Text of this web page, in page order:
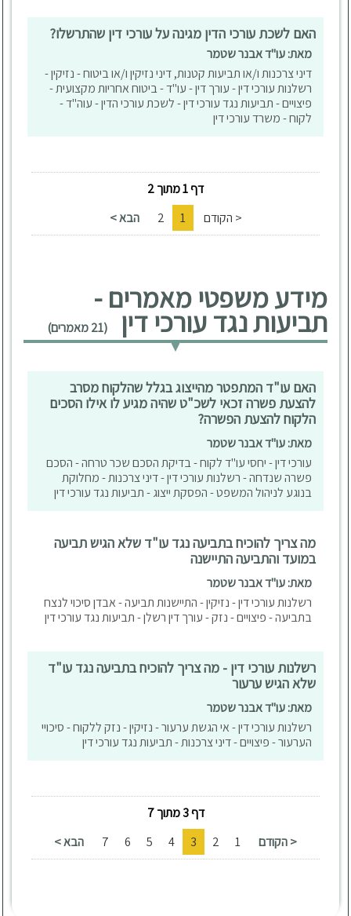
האם לשכת עורכי הדין מגינה על עורכי דין שהתרשלו?
מאת: עו"ד אבנר שטמר
דיני צרכנות ו/או תביעות קטנות, דיני נזיקין ו/או ביטוח - נזיקין -
רשלנות עורכי דין - עורך דין - עו"ד - ביטוח אחריות מקצועית -
פיצויים - תביעות נגד עורכי דין - לשכת עורכי הדין - עוה"ד -
לקוח - משרד עורכי דין
דף 1 מתוך 2
< הקודם
1
2 הבא >
מידע משפטי מאמרים -
תביעות נגד עורכי דין (21 מאמרים)
האם עו"ד המתפטר מהייצוג בגלל שהלקוח מסרב
להצעת פשרה זכאי לשכ"ט שהיה מגיע לו אילו הסכים
הלקוח להצעת הפשרה?
מאת: עו"ד אבנר שטמר
עורכי דין - יחסי עו"ד לקוח - בדיקת הסכם שכר טרחה - הסכם
פשרה שנדחה - רשלנות עורכי דין - דיני צרכנות - מחלוקת
בנוגע לניהול המשפט - הפסקת ייצוג - תביעות נגד עורכי דין
מה צריך להוכיח בתביעה נגד עו"ד שלא הגיש תביעה
במועד והתביעה התיישנה
מאת: עו"ד אבנר שטמר
רשלנות עורכי דין - נזיקין - התיישנות תביעה - אבדן סיכוי לנצח
בתביעה - פיצויים - נזק - עורך דין רשלן - תביעות נגד עורכי דין
רשלנות עורכי דין - מה צריך להוכיח בתביעה נגד עו"ד
שלא הגיש ערעור
מאת: עו"ד אבנר שטמר
רשלנות עורכי דין - אי הגשת ערעור - נזיקין - נזק ללקוח - סיכויי
הערעור - פיצויים - דיני צרכנות - תביעות נגד עורכי דין
דף 3 מתוך 7
< הקודם
1
2
3
4
5
6
7 הבא >